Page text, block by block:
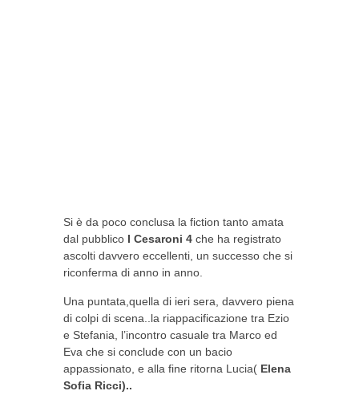
Si è da poco conclusa la fiction tanto amata
dal pubblico I Cesaroni 4 che ha registrato
ascolti davvero eccellenti, un successo che si
riconferma di anno in anno.
Una puntata,quella di ieri sera, davvero piena
di colpi di scena..la riappacificazione tra Ezio
e Stefania, l’incontro casuale tra Marco ed
Eva che si conclude con un bacio
appassionato, e alla fine ritorna Lucia( Elena
Sofia Ricci)..